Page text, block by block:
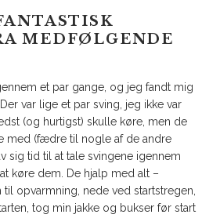
MEDFØLGENDE
et par gange, og jeg fandt mig
var lige et par sving, jeg ikke var
(og hurtigst) skulle køre, men de
med (fædre til nogle af de andre
sig tid til at tale svingene igennem
køre dem. De hjalp med alt –
opvarmning, nede ved startstregen,
tog min jakke og bukser før start